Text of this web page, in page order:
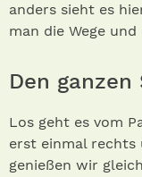
anders sieht es
man die Wege
Den
Los geht es vom
erst einmal rechts
genießen wir